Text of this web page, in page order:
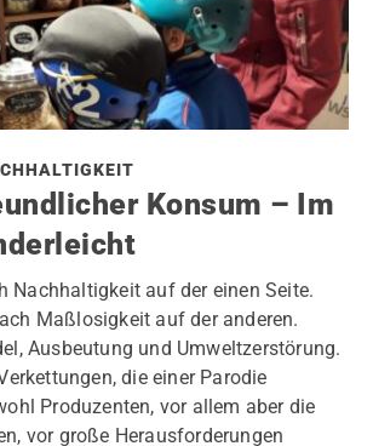
Konsum – Im
Nachhaltigkeit auf der einen Seite.
Maßlosigkeit auf der anderen.
Ausbeutung und Umweltzerstörung.
die einer Parodie
Produzenten, vor allem aber die
vor große Herausforderungen